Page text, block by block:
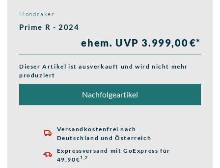
Mondraker
Prime R - 2024
ehem. UVP 3.999,00 €*
Dieser Artikel ist ausverkauft und wird nicht mehr
produziert
Nachfolgeartikel

Versandkostenfrei nach
Deutschland und Österreich

Expressversand mit GoExpress für
49,90€1,2